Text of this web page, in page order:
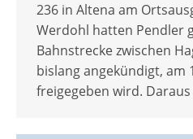
236 in Altena am
Werdohl hatten Pendler
Bahnstrecke zwischen
bislang angekündigt, am
freigegeben wird.